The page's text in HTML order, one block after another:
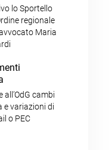
lo Sportello
regionale
Maria
cambi
e variazioni di
o PEC